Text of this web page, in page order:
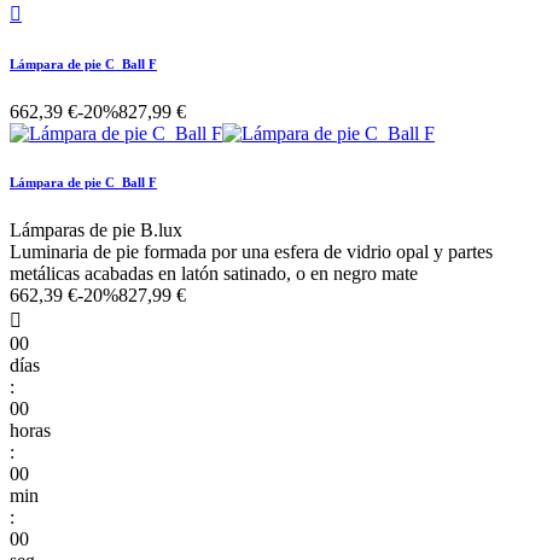

Lámpara de pie C_Ball F
662,39 €-20%827,99 €
Lámpara de pie C_Ball F
Lámparas de pie B.lux
Luminaria de pie formada por una esfera de vidrio opal y partes
metálicas acabadas en latón satinado, o en negro mate
662,39 €-20%827,99 €

00
días
:
00
horas
:
00
min
:
00